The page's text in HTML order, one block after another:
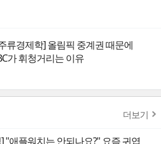
류경제학] 올림픽 중계권 때문에
가 휘청거리는 이유
더보기
"애플워치는 안되나요?" 요즘 귀엽